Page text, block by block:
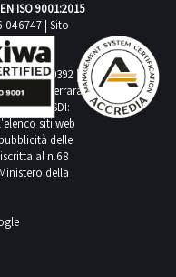
046747 | Sito
in Via
02704840392 |
di Ferrara
224830 | SDI:
siti web
delle
al n.68
della
ISO 9001:2015